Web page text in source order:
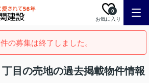
お気に入り
0
の募集は終了しました。
目の売地の過去掲載物件情報